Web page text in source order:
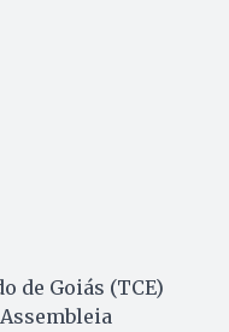
de Goiás (TCE)